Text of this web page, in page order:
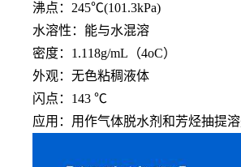
沸点： 245℃(101.3kPa)
水溶性：能与水混溶
密度： 1.118g/mL（4oC）
外观：无色粘稠液体
闪点： 143 ℃
应用：用作气体脱水剂和芳烃抽提